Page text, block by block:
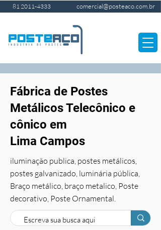
81 2011-4333 comercial@posteaco.com.br
Fábrica de Postes
Metálicos Telecônico e
cônico em
Lima Campos
iluminação publica, postes metálicos,
postes galvanizado, luminária pública,
Braço metálico, braço metalico, Poste
decorativo, Poste Ornamental.